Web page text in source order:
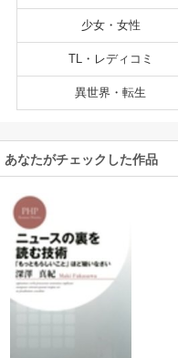
少女・女性
TL・レディコミ
異世界・転生
あなたがチェックした作品